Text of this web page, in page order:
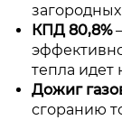
КПД 80,8%
тепла идет
Дожиг
сгоранию